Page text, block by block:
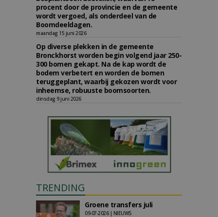
procent door de provincie en de gemeente
wordt vergoed, als onderdeel van de
Boomdeeldagen.
maandag 15 juni 2026
Op diverse plekken in de gemeente
Bronckhorst worden begin volgend jaar 250-
300 bomen gekapt. Na de kap wordt de
bodem verbetert en worden de bomen
teruggeplant, waarbij gekozen wordt voor
inheemse, robuuste boomsoorten.
dinsdag 9 juni 2026
TRENDING
Groene transfers juli
09-07-2026 | NIEUWS